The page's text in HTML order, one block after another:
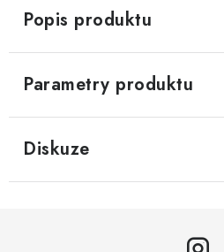
Popis produktu
Parametry produktu
Diskuze